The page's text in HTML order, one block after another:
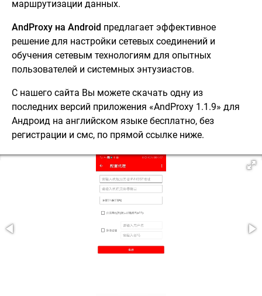
маршрутизации данных.
AndProxy на Android предлагает эффективное
решение для настройки сетевых соединений и
обучения сетевым технологиям для опытных
пользователей и системных энтузиастов.
С нашего сайта Вы можете скачать одну из
последних версий приложения «AndProxy 1.1.9» для
Андроид на английском языке бесплатно, без
регистрации и смс, по прямой ссылке ниже.